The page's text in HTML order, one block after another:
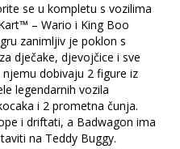
se u kompletu s vozilima
– Wario i King Boo
zanimljiv je poklon s
dječake, djevojčice i sve
dobivaju 2 figure iz
legendarnih vozila
i 2 prometna čunja.
i driftati, a Badwagon ima
na Teddy Buggy.